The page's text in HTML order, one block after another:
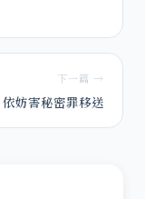
下一篇 →
妨害秘密罪移送